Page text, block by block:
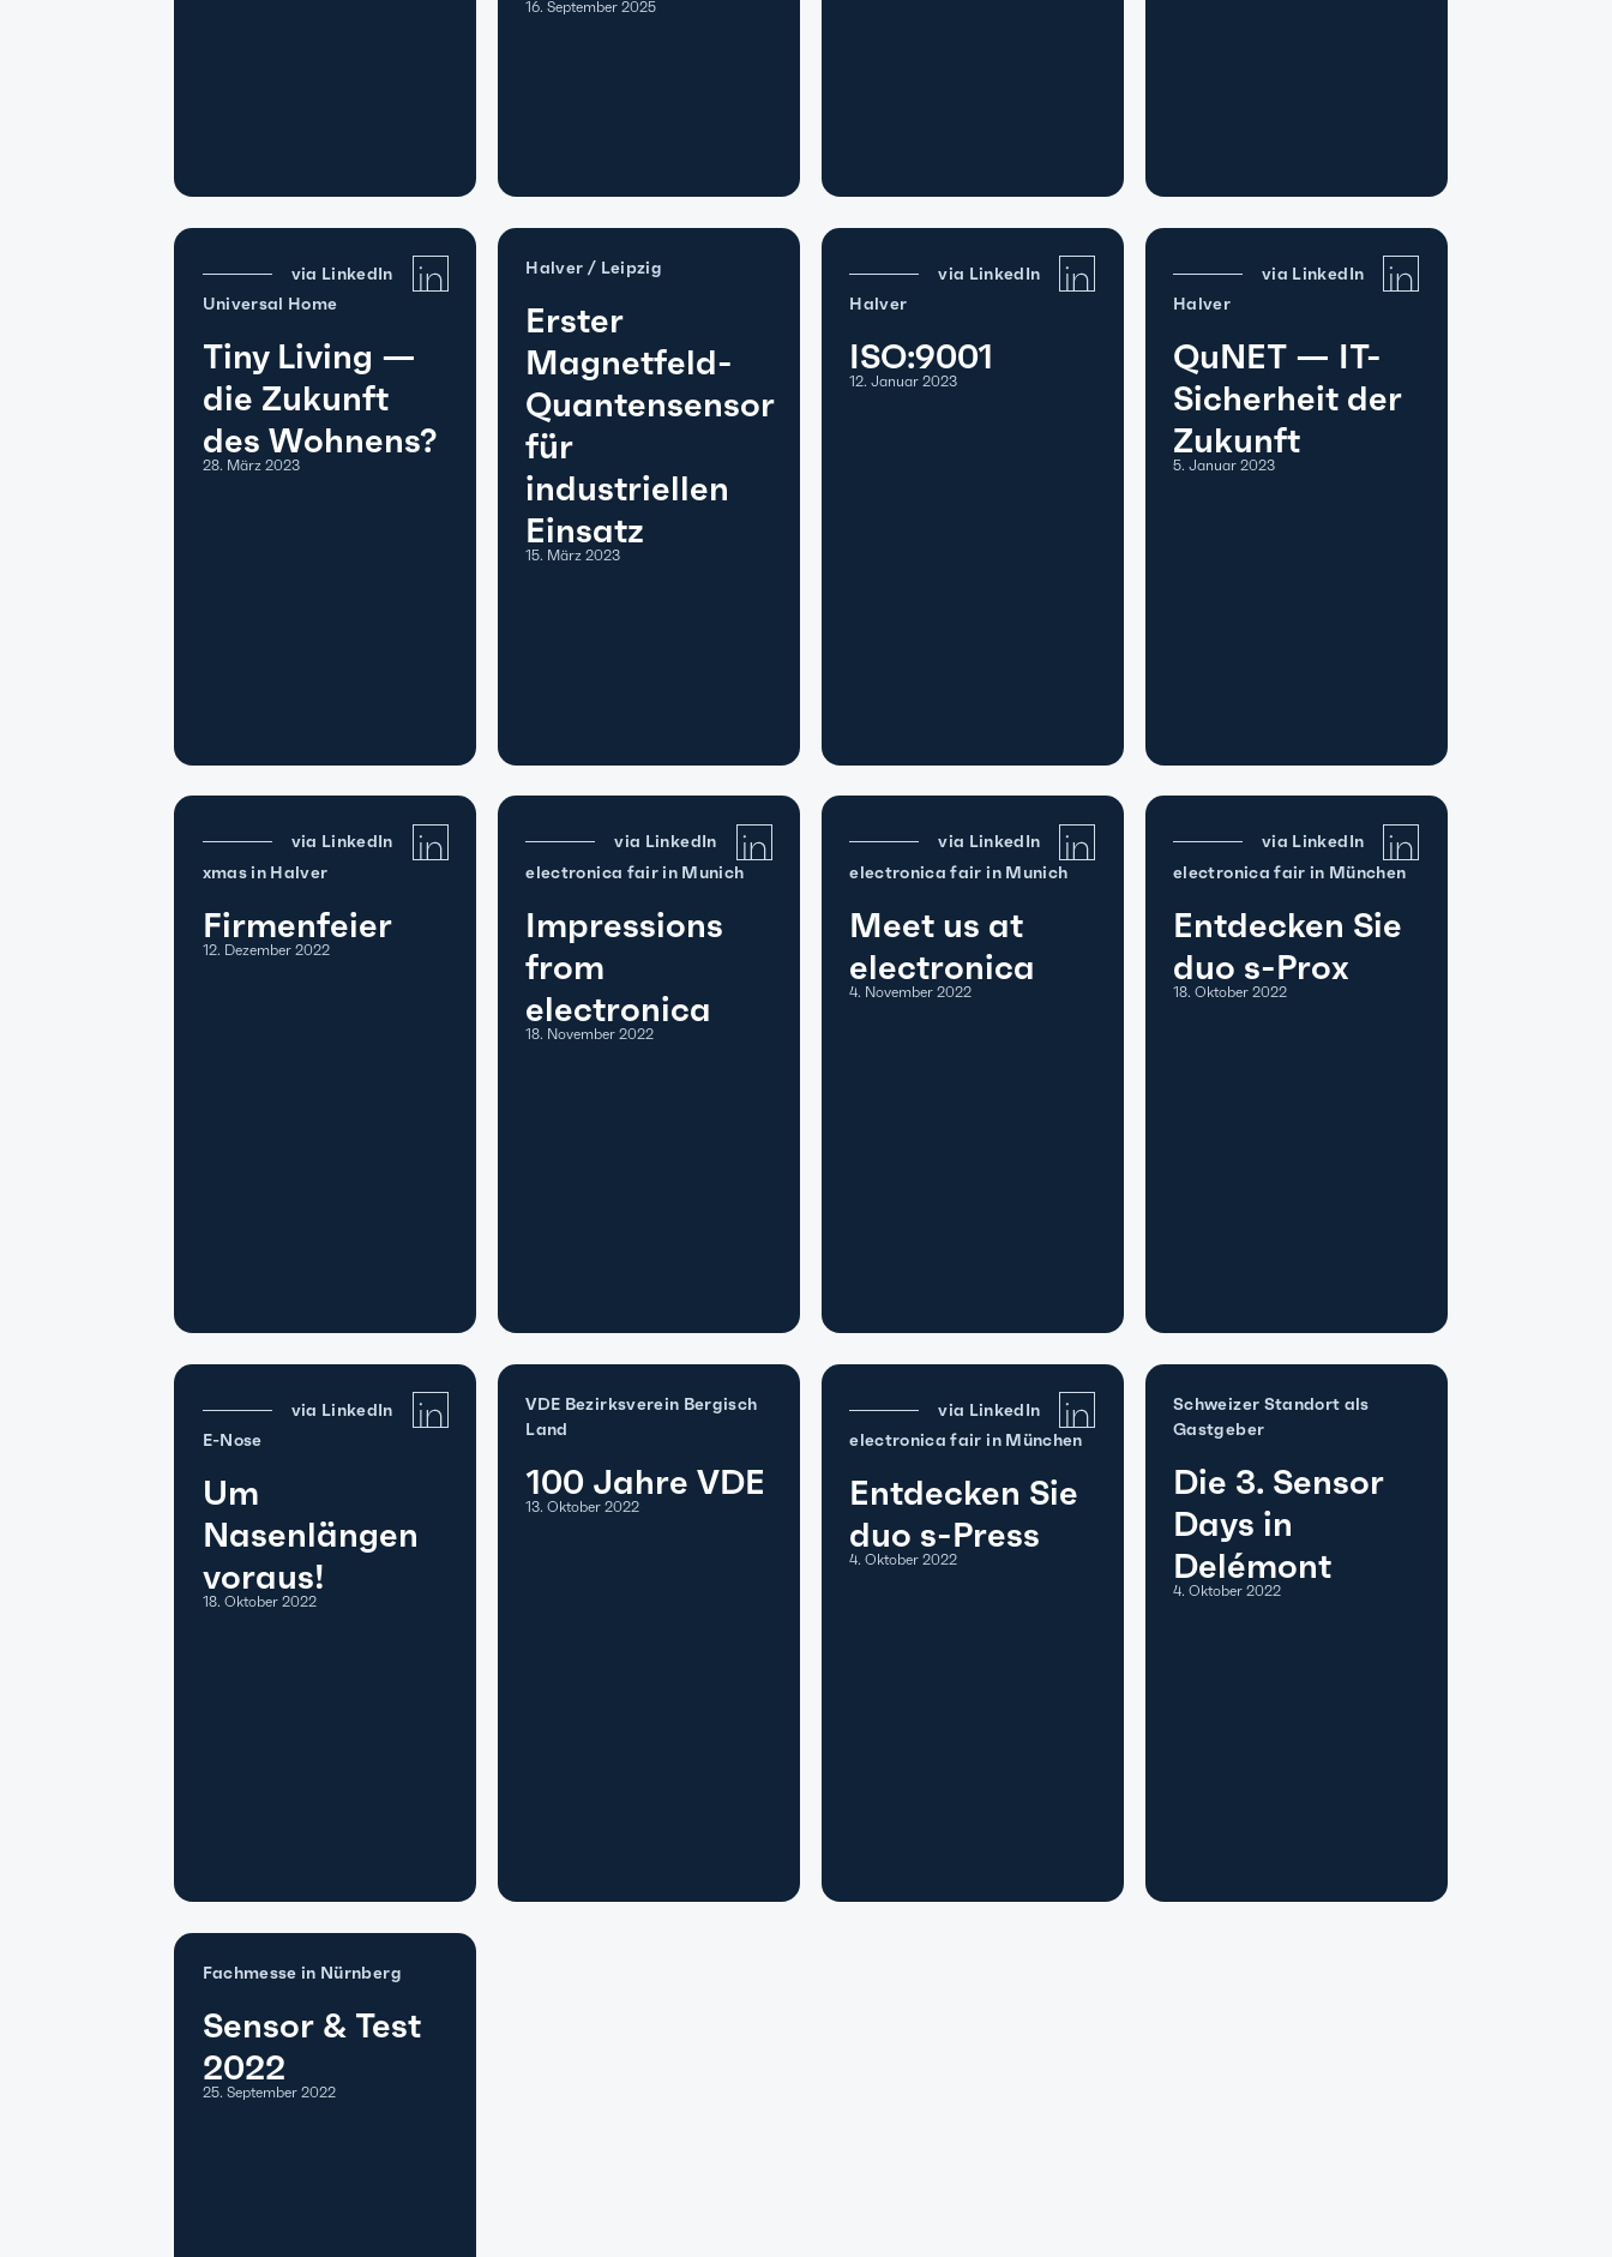
16. September 2025
via LinkedIn
Universal Home
Tiny Living —
die Zukunft
des Wohnens?
28. März 2023
Halver / Leipzig
Erster
Magnetfeld-
Quantensensor
für
industriellen
Einsatz
15. März 2023
via LinkedIn
Halver
ISO:9001
12. Januar 2023
via LinkedIn
Halver
QuNET — IT-
Sicherheit der
Zukunft
5. Januar 2023
via LinkedIn
xmas in Halver
Firmenfeier
12. Dezember 2022
via LinkedIn
electronica fair in Munich
Impressions
from
electronica
18. November 2022
via LinkedIn
electronica fair in Munich
Meet us at
electronica
4. November 2022
via LinkedIn
electronica fair in München
Entdecken Sie
duo s-Prox
18. Oktober 2022
via LinkedIn
E-Nose
Um
Nasenlängen
voraus!
18. Oktober 2022
VDE Bezirksverein Bergisch
Land
100 Jahre VDE
13. Oktober 2022
via LinkedIn
electronica fair in München
Entdecken Sie
duo s-Press
4. Oktober 2022
Schweizer Standort als
Gastgeber
Die 3. Sensor
Days in
Delémont
4. Oktober 2022
Fachmesse in Nürnberg
Sensor & Test
2022
25. September 2022